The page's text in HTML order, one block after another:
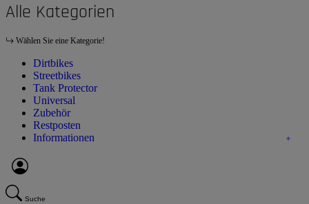
Alle Kategorien
Wählen Sie eine Kategorie!
Dirtbikes
Streetbikes
Tank Protector
Universal
Zubehör
Restposten
Informationen
Suche